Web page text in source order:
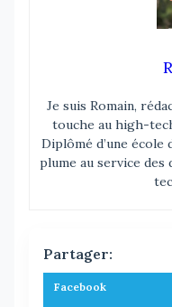
Je suis Romain,
touche au high-
Diplômé d’une école
plume au service des
Partager:
Facebook